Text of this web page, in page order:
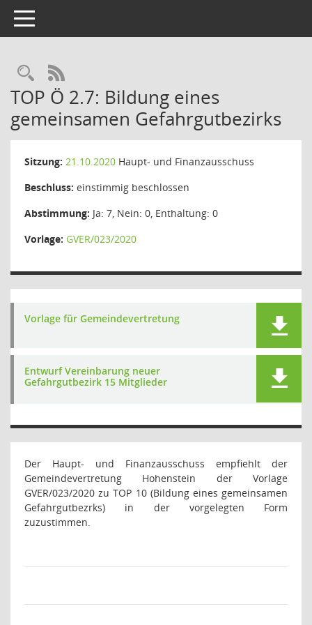
Toggle navigation
Rechercheauswahl
RSS-Feed
TOP Ö 2.7: Bildung eines
gemeinsamen Gefahrgutbezirks
Sitzung: 21.10.2020 Haupt- und Finanzausschuss
Beschluss: einstimmig beschlossen
Abstimmung: Ja: 7, Nein: 0, Enthaltung: 0
Vorlage: GVER/023/2020
Vorlage für Gemeindevertretung
Entwurf Vereinbarung neuer
Gefahrgutbezirk 15 Mitglieder
Der Haupt- und Finanzausschuss empfiehlt der
Gemeindevertretung Hohenstein der Vorlage
GVER/023/2020 zu TOP 10 (Bildung eines gemeinsamen
Gefahrgutbezrks) in der vorgelegten Form
zuzustimmen.